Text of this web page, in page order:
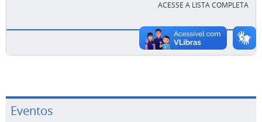
ACESSE A LISTA COMPLETA
Eventos